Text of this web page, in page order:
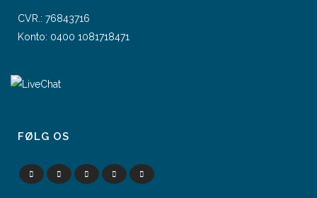
CVR.: 76843716
Konto: 0400 1081718471
FØLG OS